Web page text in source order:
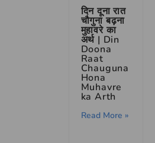
दिन दूना रात
चौगुना बढ़ना
मुहावरे का
अर्थ | Din
Doona
Raat
Chauguna
Hona
Muhavre
ka Arth
Read More »